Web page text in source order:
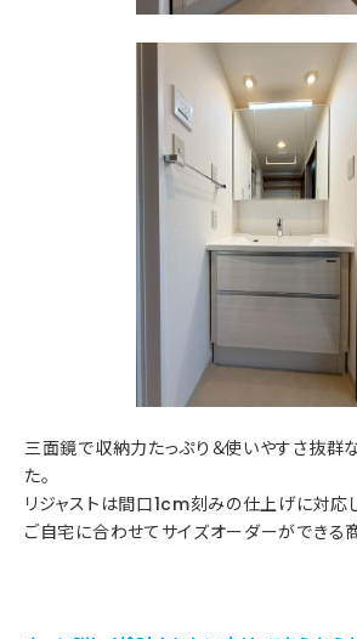
三面鏡で収納力たっぷり＆使いやすさ抜群
た。
リジャストは間口1cm刻みの仕上げに対応
ご自宅に合わせてサイズオーダーができる